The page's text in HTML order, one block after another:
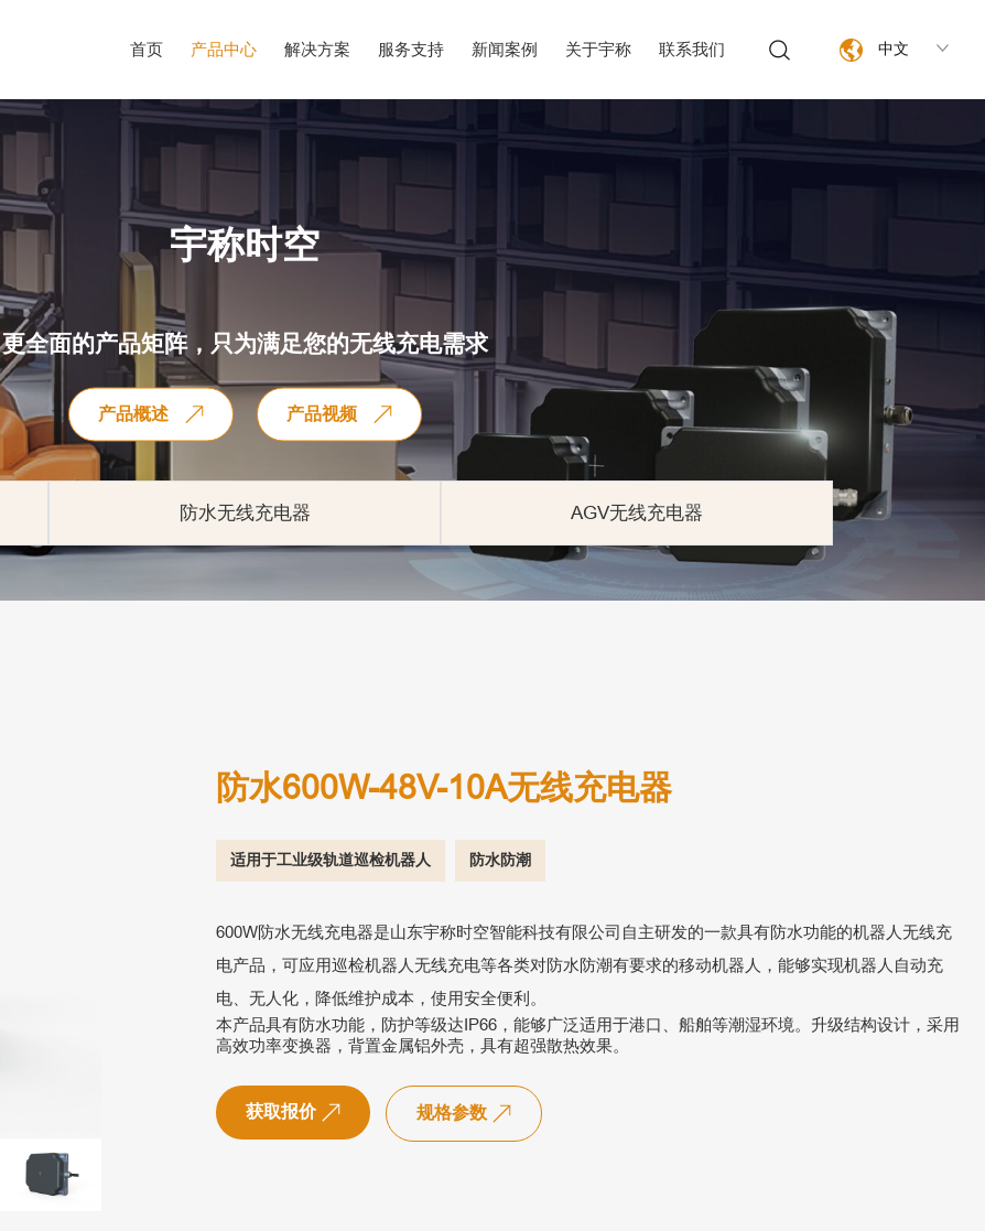
首页 产品中心 解决方案 服务支持 新闻案例 关于宇称 联系我们 中文
宇称时空
更全面的产品矩阵，只为满足您的无线充电需求
产品概述 产品视频
防水无线充电器 AGV无线充电器
防水600W-48V-10A无线充电器
适用于工业级轨道巡检机器人 防水防潮
600W防水无线充电器是山东宇称时空智能科技有限公司自主研发的一款具有防水功能的机器人无线充
电产品，可应用巡检机器人无线充电等各类对防水防潮有要求的移动机器人，能够实现机器人自动充
电、无人化，降低维护成本，使用安全便利。
本产品具有防水功能，防护等级达IP66，能够广泛适用于港口、船舶等潮湿环境。升级结构设计，采用
高效功率变换器，背置金属铝外壳，具有超强散热效果。
获取报价 规格参数